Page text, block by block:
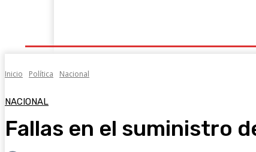
Inicio Política Nacional
NACIONAL
Fallas en el suministro